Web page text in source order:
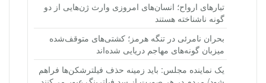
تبارهای ارواح؛ انسان‌های امروزی وارث ژن‌هایی از دو
گونه ناشناخته هستند
بحران نامرئی در تنگه هرمز؛ کشتی‌های متوقف‌شده
میزبان گونه‌های مهاجم دریایی شده‌اند
یک نماینده مجلس: باید زمینه حذف فیلترشکن‌ها فراهم